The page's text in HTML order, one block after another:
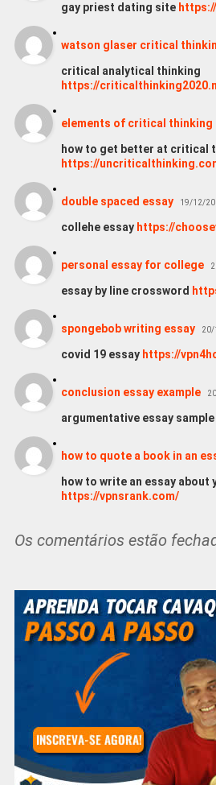
gay priest dating site
watson glaser critical
critical analytical thinking
https://
elements of critical thinking
how to get better at critical
https://
double spaced essay 19/12/
collehe essay https://
personal essay for college
essay by line crossword
spongebob writing essay 20/
covid 19 essay https://
conclusion essay example
argumentative essay sample
how to quote a book in an
how to write an essay about
https://vpnsrank.com/
Os comentários estão